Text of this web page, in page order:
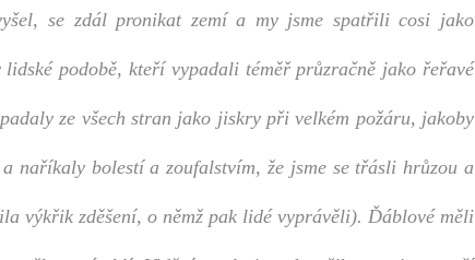
se zdál pronikat zemí a my jsme spatřili cosi jako
podobě, kteří vypadali téměř průzračně jako řeřavé
ze všech stran jako jiskry při velkém požáru, jakoby
naříkaly bolestí a zoufalstvím, že jsme se třásli hrůzou a
výkřik zděšení, o němž pak lidé vyprávěli). Ďáblové měli